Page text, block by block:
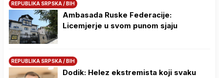
REPUBLIKA SRPSKA / BIH
Ambasada Ruske Federacije:
Licemjerje u svom punom sjaju
REPUBLIKA SRPSKA / BIH
Dodik: Helez ekstremista koji svaku